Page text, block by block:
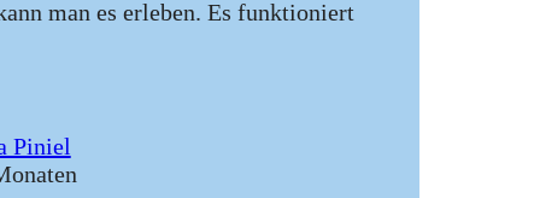
man es erleben. Es funktioniert
Piniel